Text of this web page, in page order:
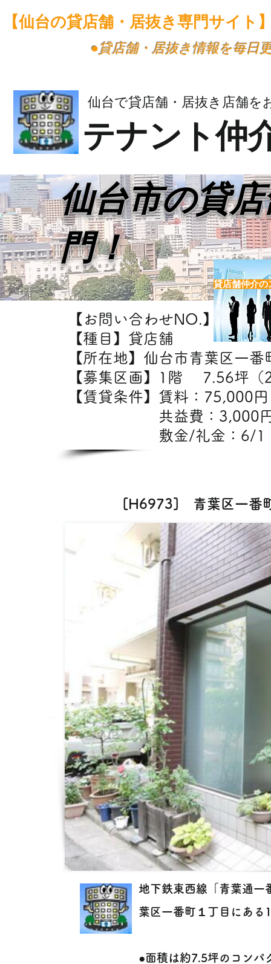
【仙台の貸店舗・居抜き専門サイト
​●貸店舗・居抜き情報を毎日
仙台で貸店舗・居抜き店舗を
テナント仲
【お問い合わせNO.】H6973
【種目】貸店舗
【所在地】仙台市青葉区一番
【募集区画】1階 7.56坪（
【賃貸条件】賃料：75,000
共益費：3,000
敷金/礼金：6/1
[H6973] 青葉区一番
地下鉄東西線「青葉通一
葉区一番町１丁目にあ
●面積は約7.5坪のコンパ
仙台市の貸
門！
貸店舗仲介の